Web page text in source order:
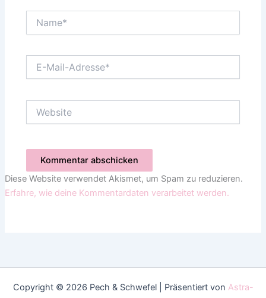
Mail-
Diese Website verwendet Akismet, um Spam zu reduzieren.
Erfahre, wie deine Kommentardaten verarbeitet werden.
Copyright © 2026 Pech & Schwefel | Präsentiert von Astra-